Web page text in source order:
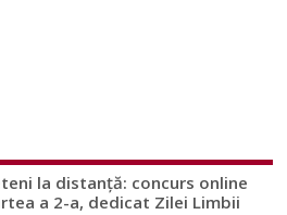
la distanță: concurs online
a 2-a, dedicat Zilei Limbii